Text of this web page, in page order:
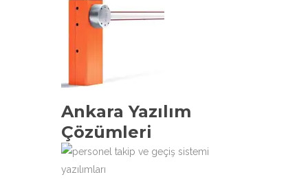
Ankara Yazılım
Çözümleri